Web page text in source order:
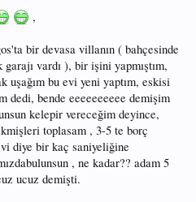
,
bir devasa villanın ( bahçesinde
vardı ), bir işini yapmıştım,
uşağım bu evi yeni yaptım, eskisi
dedi, bende eeeeeeeeee demişim
kelepir vereceğim deyince,
toplasam , 3-5 te borç
diye bir kaç saniyeliğine
, ne kadar?? adam 5
ucuz demişti.